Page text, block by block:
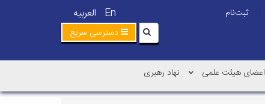
En العربیه |
ثبت‌نام
دسترسی سریع
اعضای هیئت علمی نهاد رهبری